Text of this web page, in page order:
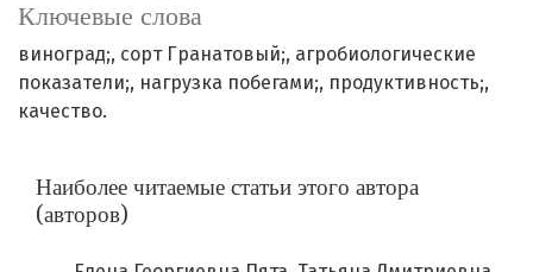
Ключевые слова
виноград; сорт Гранатовый; агробиологические
показатели; нагрузка побегами; продуктивность;
качество.
Наиболее читаемые статьи этого автора
(авторов)